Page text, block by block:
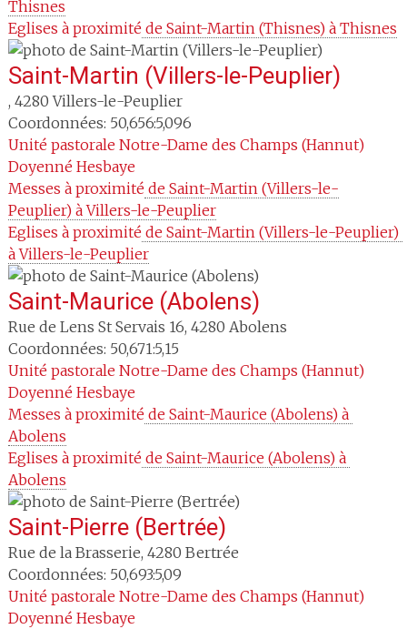
Thisnes
Eglises à proximité de Saint-Martin (Thisnes) à Thisnes
Saint-Martin (Villers-le-Peuplier)
, 4280 Villers-le-Peuplier
Coordonnées: 50,656:5,096
Unité pastorale Notre-Dame des Champs (Hannut)
Doyenné Hesbaye
Messes à proximité de Saint-Martin (Villers-le-
Peuplier) à Villers-le-Peuplier
Eglises à proximité de Saint-Martin (Villers-le-Peuplier)
à Villers-le-Peuplier
Saint-Maurice (Abolens)
Rue de Lens St Servais 16, 4280 Abolens
Coordonnées: 50,671:5,15
Unité pastorale Notre-Dame des Champs (Hannut)
Doyenné Hesbaye
Messes à proximité de Saint-Maurice (Abolens) à
Abolens
Eglises à proximité de Saint-Maurice (Abolens) à
Abolens
Saint-Pierre (Bertrée)
Rue de la Brasserie, 4280 Bertrée
Coordonnées: 50,693:5,09
Unité pastorale Notre-Dame des Champs (Hannut)
Doyenné Hesbaye